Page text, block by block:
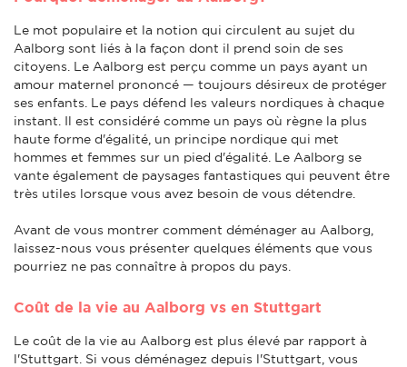
Le mot populaire et la notion qui circulent au sujet du
Aalborg sont liés à la façon dont il prend soin de ses
citoyens. Le Aalborg est perçu comme un pays ayant un
amour maternel prononcé — toujours désireux de protéger
ses enfants. Le pays défend les valeurs nordiques à chaque
instant. Il est considéré comme un pays où règne la plus
haute forme d'égalité, un principe nordique qui met
hommes et femmes sur un pied d'égalité. Le Aalborg se
vante également de paysages fantastiques qui peuvent être
très utiles lorsque vous avez besoin de vous détendre.
Avant de vous montrer comment déménager au Aalborg,
laissez-nous vous présenter quelques éléments que vous
pourriez ne pas connaître à propos du pays.
Coût de la vie au Aalborg vs en Stuttgart
Le coût de la vie au Aalborg est plus élevé par rapport à
l'Stuttgart. Si vous déménagez depuis l'Stuttgart, vous